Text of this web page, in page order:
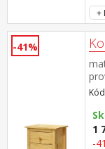
+
-41%
1
-